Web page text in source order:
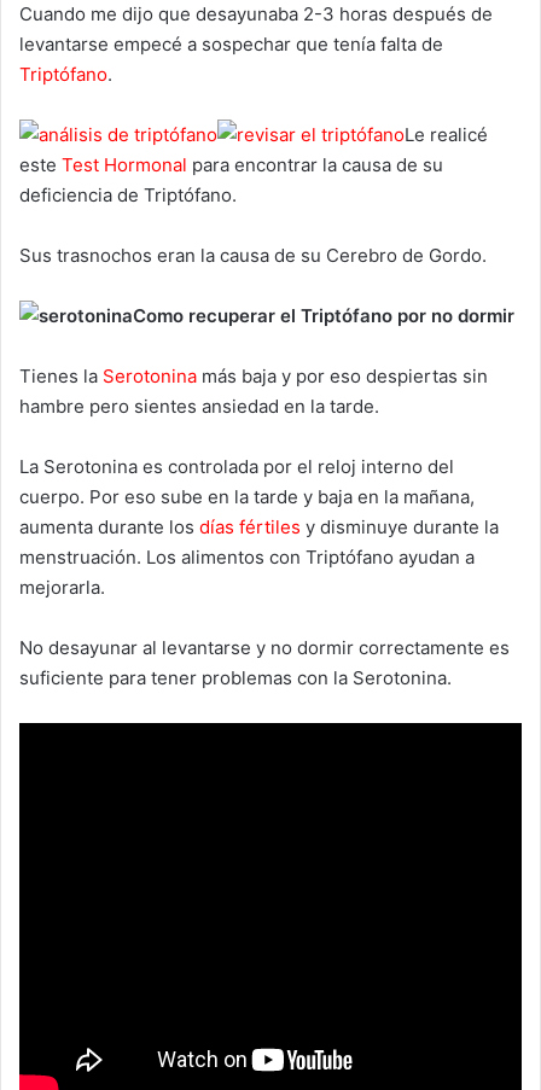
Cuando me dijo que desayunaba 2-3 horas después de
levantarse empecé a sospechar que tenía falta de
Triptófano.
Le realicé
este Test Hormonal para encontrar la causa de su
deficiencia de Triptófano.
Sus trasnochos eran la causa de su Cerebro de Gordo.
Como recuperar el Triptófano por no dormir
Tienes la Serotonina más baja y por eso despiertas sin
hambre pero sientes ansiedad en la tarde.
La Serotonina es controlada por el reloj interno del
cuerpo. Por eso sube en la tarde y baja en la mañana,
aumenta durante los días fértiles y disminuye durante la
menstruación. Los alimentos con Triptófano ayudan a
mejorarla.
No desayunar al levantarse y no dormir correctamente es
suficiente para tener problemas con la Serotonina.